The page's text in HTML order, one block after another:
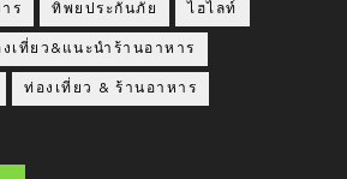
ร ทิพยประกันภัย ไฮไลท์
เที่ยว&แนะนำร้านอาหาร
ท่องเที่ยว & ร้านอาหาร